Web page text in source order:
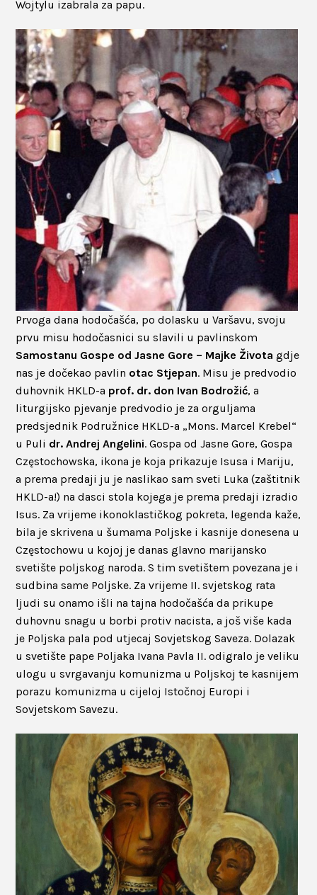
Wojtylu izabrala za papu.
Prvoga dana hodočašća, po dolasku u Varšavu, svoju
prvu misu hodočasnici su slavili u pavlinskom
Samostanu Gospe od Jasne Gore – Majke Života gdje
nas je dočekao pavlin otac Stjepan. Misu je predvodio
duhovnik HKLD-a prof. dr. don Ivan Bodrožić, a
liturgijsko pjevanje predvodio je za orguljama
predsjednik Podružnice HKLD-a „Mons. Marcel Krebel“
u Puli dr. Andrej Angelini. Gospa od Jasne Gore, Gospa
Częstochowska, ikona je koja prikazuje Isusa i Mariju,
a prema predaji ju je naslikao sam sveti Luka (zaštitnik
HKLD-a!) na dasci stola kojega je prema predaji izradio
Isus. Za vrijeme ikonoklastičkog pokreta, legenda kaže,
bila je skrivena u šumama Poljske i kasnije donesena u
Częstochowu u kojoj je danas glavno marijansko
svetište poljskog naroda. S tim svetištem povezana je i
sudbina same Poljske. Za vrijeme II. svjetskog rata
ljudi su onamo išli na tajna hodočašća da prikupe
duhovnu snagu u borbi protiv nacista, a još više kada
je Poljska pala pod utjecaj Sovjetskog Saveza. Dolazak
u svetište pape Poljaka Ivana Pavla II. odigralo je veliku
ulogu u svrgavanju komunizma u Poljskoj te kasnijem
porazu komunizma u cijeloj Istočnoj Europi i
Sovjetskom Savezu.